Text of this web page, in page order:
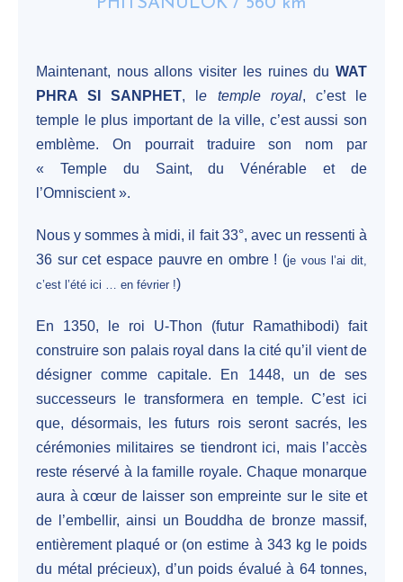
Maintenant, nous allons visiter les ruines du WAT
PHRA SI SANPHET, le temple royal, c’est le
temple le plus important de la ville, c’est aussi son
emblème. On pourrait traduire son nom par
« Temple du Saint, du Vénérable et de
l’Omniscient ».
Nous y sommes à midi, il fait 33°, avec un ressenti à
36 sur cet espace pauvre en ombre ! (je vous l’ai dit,
c’est l’été ici … en février !)
En 1350, le roi U-Thon (futur Ramathibodi) fait
construire son palais royal dans la cité qu’il vient de
désigner comme capitale. En 1448, un de ses
successeurs le transformera en temple. C’est ici
que, désormais, les futurs rois seront sacrés, les
cérémonies militaires se tiendront ici, mais l’accès
reste réservé à la famille royale. Chaque monarque
aura à cœur de laisser son empreinte sur le site et
de l’embellir, ainsi un Bouddha de bronze massif,
entièrement plaqué or (on estime à 343 kg le poids
du métal précieux), d’un poids évalué à 64 tonnes,